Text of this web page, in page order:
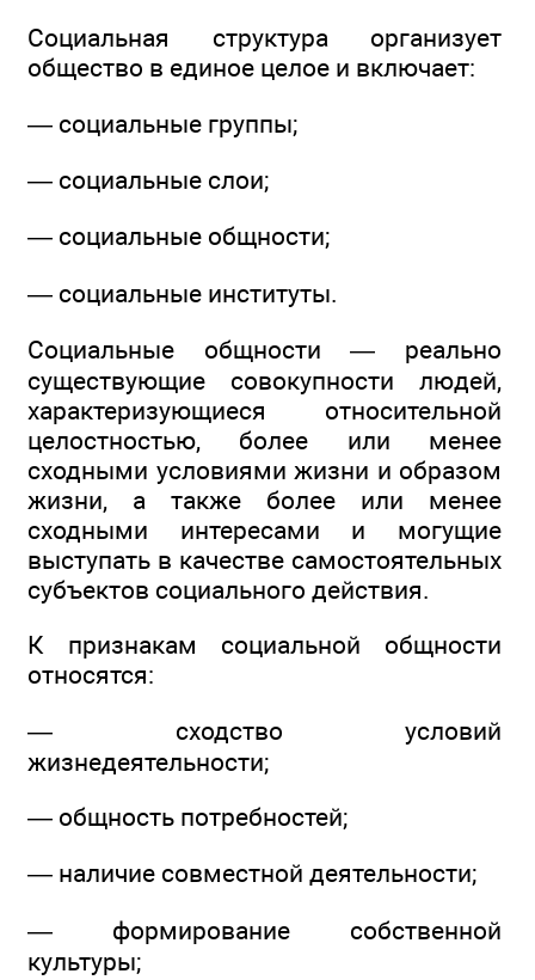
Социальная структура организует
общество в единое целое и включает:
— социальные группы;
— социальные слои;
— социальные общности;
— социальные институты.
Социальные общности — реально
существующие совокупности людей,
характеризующиеся относительной
целостностью, более или менее
сходными условиями жизни и образом
жизни, а также более или менее
сходными интересами и могущие
выступать в качестве самостоятельных
субъектов социального действия.
К признакам социальной общности
относятся:
— сходство условий
жизнедеятельности;
— общность потребностей;
— наличие совместной деятельности;
— формирование собственной
культуры;